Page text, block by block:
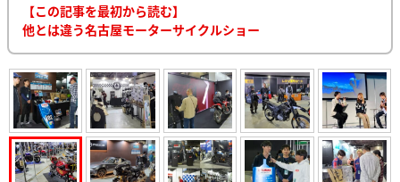
【この記事を最初から読む】
他とは違う名古屋モーターサイクルショー